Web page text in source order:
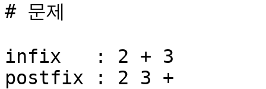
# 문제
infix   : 2 + 3
postfix : 2 3 +